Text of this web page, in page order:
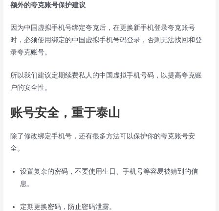
额外的夸克账号保护建议
因为中国虚拟手机号绑定夸克后，在更换新手机登录夸克账号
时，必须使用绑定的中国虚拟手机号码登录，否则无法找回和登
录夸克账号。
所以我们建议定期续费私人的中国虚拟手机号码，以提高夸克账
户的安全性。
账号安全，重于泰山
除了修改绑定手机号，还有很多方法可以保护你的夸克账号安
全。
设置复杂的密码，不要使用生日、手机号等容易被猜到的信
息。
定期更换密码，防止密码泄露。